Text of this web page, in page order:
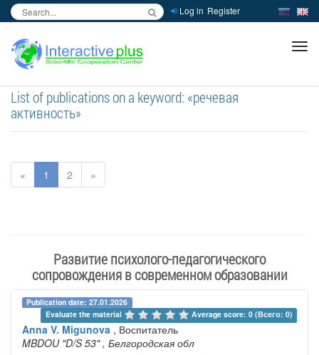
Log in Register
List of publications on a keyword: «речевая
активность»
« 1 2 »
Развитие психолого-педагогического
сопровождения в современном образовании
Publication date: 27.01.2026
Evaluate the material
Average score: 0 (Всего: 0)
Anna V. Migunova , Воспитатель
MBDOU "D/S 53" , Белгородская обл